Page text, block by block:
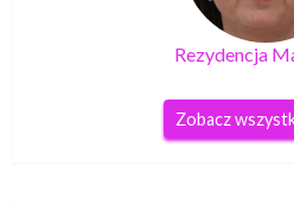
Rezydencja
Zobacz